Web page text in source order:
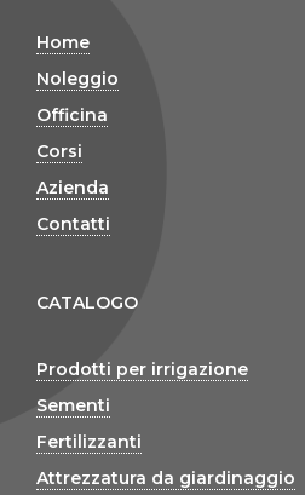
Home
Noleggio
Officina
Corsi
Azienda
Contatti
CATALOGO
Prodotti per irrigazione
Sementi
Fertilizzanti
Attrezzatura da giardinaggio